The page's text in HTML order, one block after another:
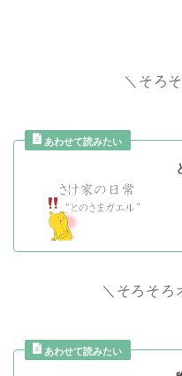
＼そろ
＼そろそろ